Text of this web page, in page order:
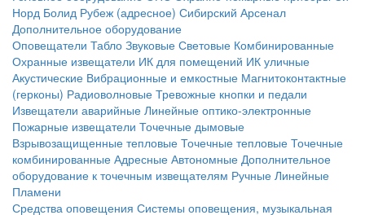
Норд Болид Рубеж (адресное) Сибирский Арсенал
Дополнительное оборудование
Оповещатели Табло Звуковые Световые Комбинированные
Охранные извещатели ИК для помещений ИК уличные
Акустические Вибрационные и емкостные Магнитоконтактные
(герконы) Радиоволновые Тревожные кнопки и педали
Извещатели аварийные Линейные оптико-электронные
Пожарные извещатели Точечные дымовые
Взрывозащищенные тепловые Точечные тепловые Точечные
комбинированные Адресные Автономные Дополнительное
оборудование к точечным извещателям Ручные Линейные
Пламени
Средства оповещения Системы оповещения, музыкальная